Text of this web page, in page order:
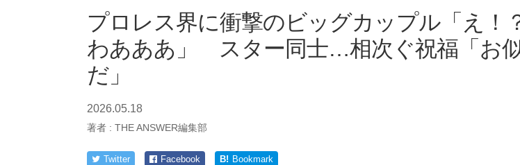
プロレス界に衝撃のビッグカップル「え！
わあああ」 スター同士…相次ぐ祝福「お
だ」
2026.05.18
著者 : THE ANSWER編集部
Twitter Facebook B! Bookmark